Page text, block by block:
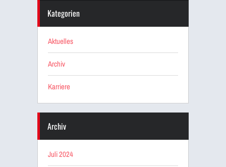
Kategorien
Aktuelles
Archiv
Karriere
Archiv
Juli 2024